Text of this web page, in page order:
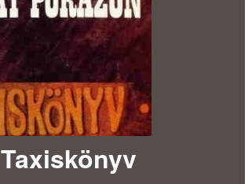
Taxiskönyv